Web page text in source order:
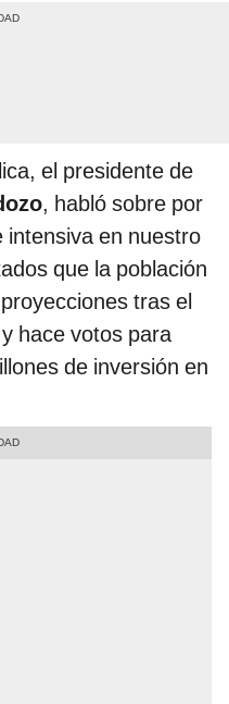
el presidente de
, habló sobre por
en nuestro
que la población
tras el
hace votos para
de inversión en